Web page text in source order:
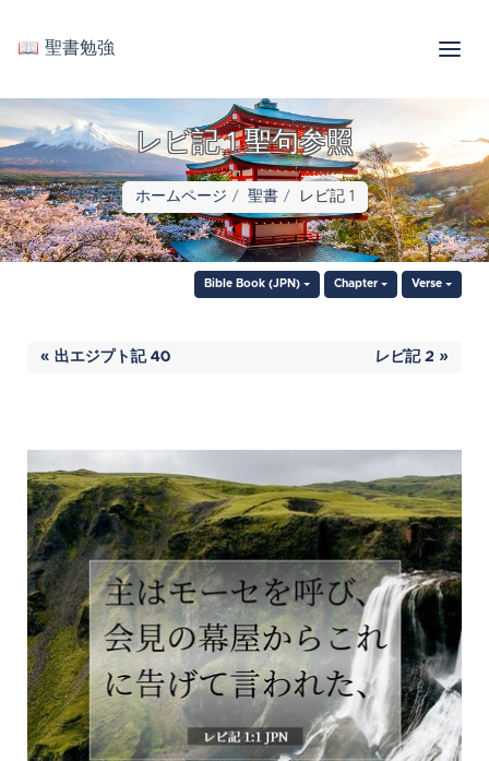
📖 聖書勉強
レビ記 1 聖句参照
ホームページ 聖書 レビ記 1
Bible Book (JPN) Chapter Verse
« 出エジプト記 40 レビ記 2 »